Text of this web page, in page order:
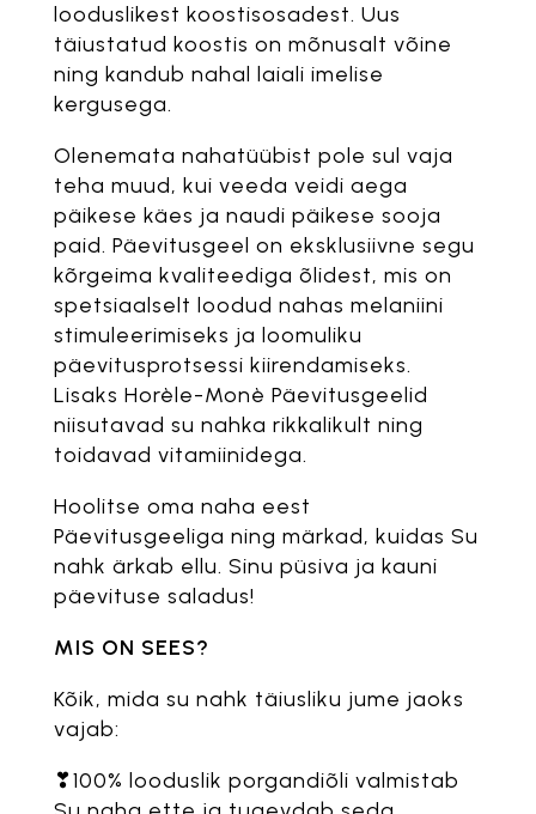
looduslikest koostisosadest. Uus
täiustatud koostis on mõnusalt võine
ning kandub nahal laiali imelise
kergusega.
Olenemata nahatüübist pole sul vaja
teha muud, kui veeda veidi aega
päikese käes ja naudi päikese sooja
paid. Päevitusgeel on eksklusiivne segu
kõrgeima kvaliteediga õlidest, mis on
spetsiaalselt loodud nahas melaniini
stimuleerimiseks ja loomuliku
päevitusprotsessi kiirendamiseks.
Lisaks Horèle-Monè Päevitusgeelid
niisutavad su nahka rikkalikult ning
toidavad vitamiinidega.
Hoolitse oma naha eest
Päevitusgeeliga ning märkad, kuidas Su
nahk ärkab ellu. Sinu püsiva ja kauni
päevituse saladus!
MIS ON SEES?
Kõik, mida su nahk täiusliku jume jaoks
vajab:
❣100% looduslik porgandiõli valmistab